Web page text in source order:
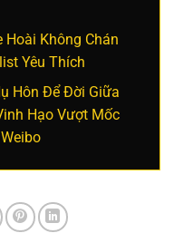
Hoài Không Chán
Yêu Thích
Hôn Để Đời Giữa
Hạo Vượt Mốc